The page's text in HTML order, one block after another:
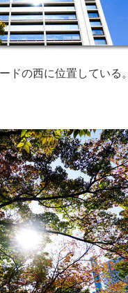
ドの西に位置している